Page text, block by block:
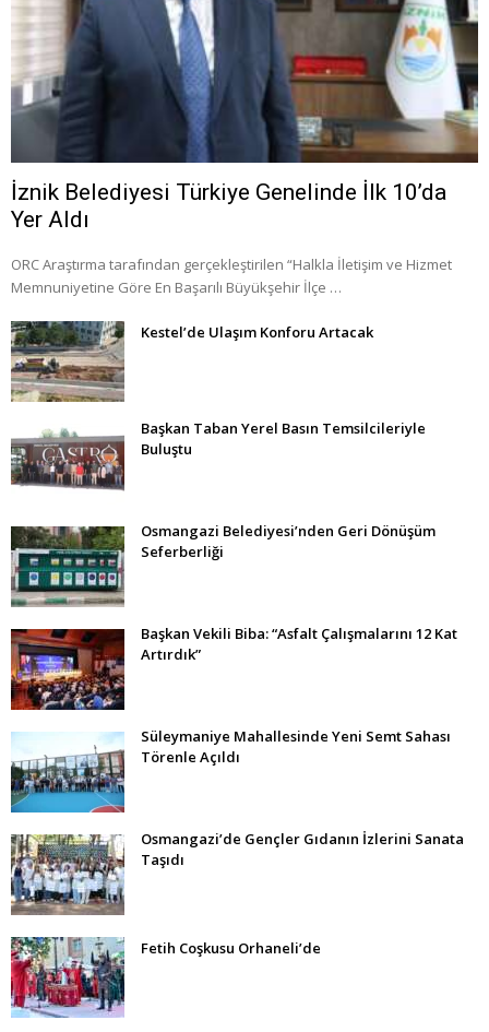
İznik Belediyesi Türkiye Genelinde İlk 10’da
Yer Aldı
ORC Araştırma tarafından gerçekleştirilen “Halkla İletişim ve Hizmet
Memnuniyetine Göre En Başarılı Büyükşehir İlçe …
Kestel’de Ulaşım Konforu Artacak
Başkan Taban Yerel Basın Temsilcileriyle
Buluştu
Osmangazi Belediyesi’nden Geri Dönüşüm
Seferberliği
Başkan Vekili Biba: “Asfalt Çalışmalarını 12 Kat
Artırdık”
Süleymaniye Mahallesinde Yeni Semt Sahası
Törenle Açıldı
Osmangazi’de Gençler Gıdanın İzlerini Sanata
Taşıdı
Fetih Coşkusu Orhaneli’de